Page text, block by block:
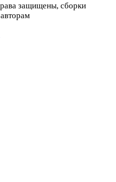
защищены, сборки